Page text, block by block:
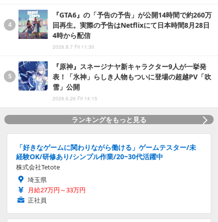
『GTA6』の「予告の予告」が公開14時間で約260万
回再生。実際の予告はNetflixにて日本時間8月28日
4時から配信
2026.8.7 Fri 11:30
『原神』スネージナヤ新キャラクター9人が一挙発
表！「氷神」らしき人物もついに登場の超越PV「吹
雪」公開
2026.6.26 Fri 14:15
ランキングをもっと見る
「好きなゲームに関わりながら働ける」ゲームテスター/未
経験OK/研修あり/シンプル作業/20~30代活躍中
株式会社Tetote
埼玉県
月給27万円～33万円
正社員